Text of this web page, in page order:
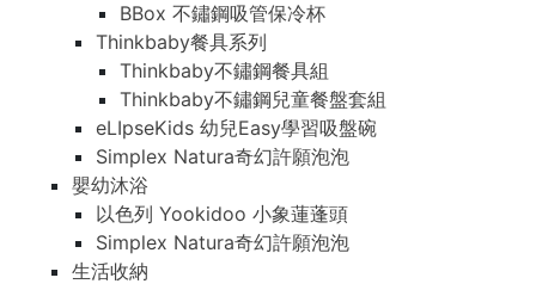
BBox 不鏽鋼吸管保冷杯
Thinkbaby餐具系列
Thinkbaby不鏽鋼餐具組
Thinkbaby不鏽鋼兒童餐盤套組
eLIpseKids 幼兒Easy學習吸盤碗
Simplex Natura奇幻許願泡泡
嬰幼沐浴
以色列 Yookidoo 小象蓮蓬頭
Simplex Natura奇幻許願泡泡
生活收納